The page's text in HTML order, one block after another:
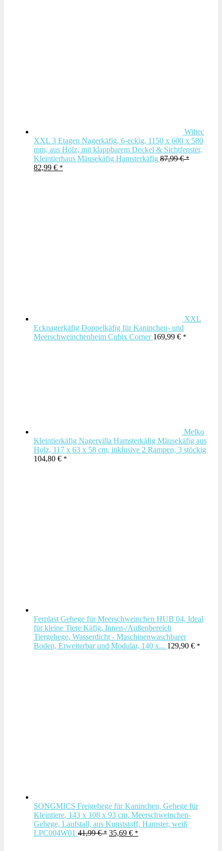
Wiltec
XXL 3 Etagen Nagerkäfig, 6-eckig, 1150 x 600 x 580
mm, aus Holz, mit klappbarem Deckel & Sichtfenster,
Kleintierhaus Mäusekäfig Hamsterkäfig 87,99€
Ursprünglicher
82,99 € Aktueller
XXL
Ecknagerkäfig Doppelkäfig für Kaninchen- und
Meerschweinchenheim Cubix Corner 169,99 €
Melko
Kleintierkäfig Nagervilla Hamsterkäfig Mäusekäfig aus
Holz, 117 x 63 x 58 cm, inklusive 2 Rampen, 3 stöckig
104,80 €
Ferplast Gehege für Meerschweinchen HUB 04, Ideal
für kleine Tiere Käfig, Innen-/Außenbereich
Tiergehege, Wasserdicht - Maschinenwaschbarer
Boden, Erweiterbar und Modular, 140 x... 129,90 €
SONGMICS Freigehege für Kaninchen, Gehege für
Kleintiere, 143 x 108 x 93 cm, Meerschweinchen-
Gehege, Laufstall, aus Kunststoff, Hamster, weiß
LPC004W01 41,99€
Ursprünglicher
35,69 € Aktueller